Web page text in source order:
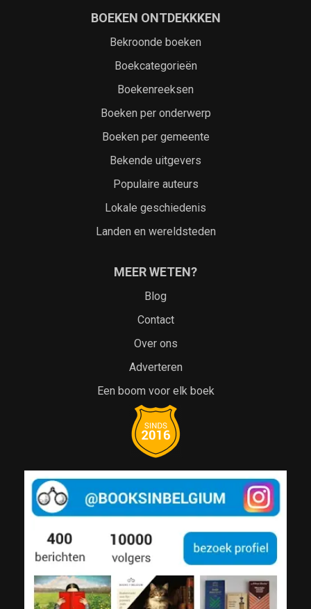
BOEKEN ONTDEKKKEN
Bekroonde boeken
Boekcategorieën
Boekenreeksen
Boeken per onderwerp
Boeken per gemeente
Bekende uitgevers
Populaire auteurs
Lokale geschiedenis
Landen en wereldsteden
MEER WETEN?
Blog
Contact
Over ons
Adverteren
Een boom voor elk boek